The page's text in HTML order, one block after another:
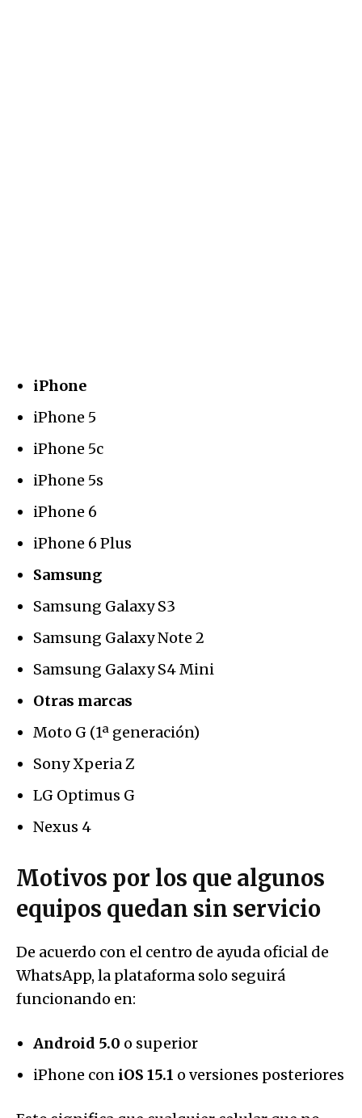
iPhone
iPhone 5
iPhone 5c
iPhone 5s
iPhone 6
iPhone 6 Plus
Samsung
Samsung Galaxy S3
Samsung Galaxy Note 2
Samsung Galaxy S4 Mini
Otras marcas
Moto G (1ª generación)
Sony Xperia Z
LG Optimus G
Nexus 4
Motivos por los que algunos
equipos quedan sin servicio
De acuerdo con el centro de ayuda oficial de
WhatsApp, la plataforma solo seguirá
funcionando en:
Android 5.0 o superior
iPhone con iOS 15.1 o versiones posteriores